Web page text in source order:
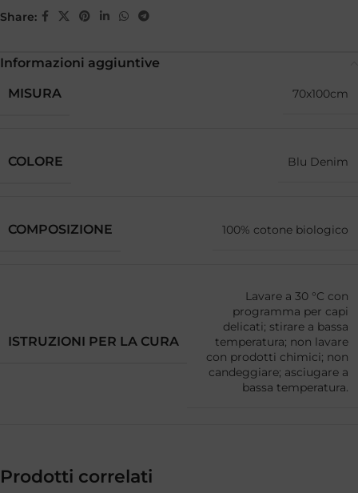
Share:
Informazioni aggiuntive
MISURA
70x100cm
COLORE Blu Denim
COMPOSIZIONE 100% cotone biologico
ISTRUZIONI PER LA CURA
Lavare a 30 °C con
programma per capi
delicati; stirare a bassa
temperatura; non lavare
con prodotti chimici; non
candeggiare; asciugare a
bassa temperatura.
Prodotti correlati